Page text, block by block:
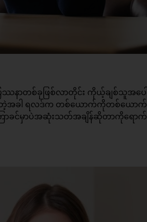
ဿနာတစ်ခုဖြစ်လာတိုင်း ကိုယ့်ချစ်သူအပေါ်
ော့တဲ့အခါ ရလဒ်က တစ်ယောက်ကိုတစ်ယောက်
ြာခင်မှာပဲအဆုံးသတ်အချိန်ဆိုတာကိုရောက်